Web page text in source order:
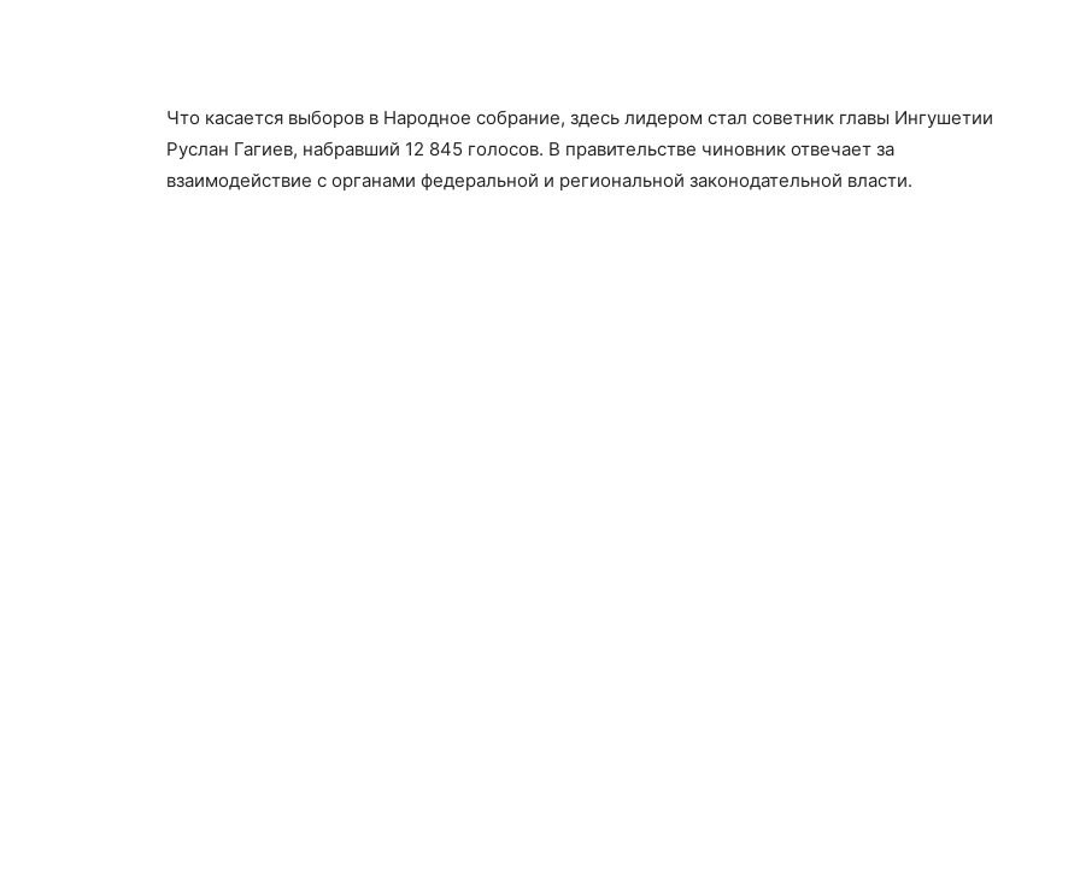
Что касается выборов в Народное собрание, здесь лидером стал советник главы Ингушетии
Руслан Гагиев, набравший 12 845 голосов. В правительстве чиновник отвечает за
взаимодействие с органами федеральной и региональной законодательной власти.